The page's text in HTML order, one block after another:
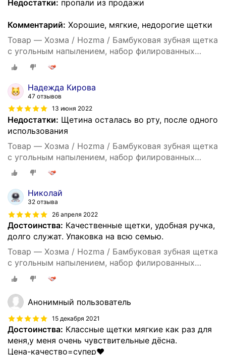
Недостатки: пропали из продажи
Комментарий: Хорошие, мягкие, недорогие щетки
Товар — Хозма / Hozma / Бамбуковая зубная щетка
с угольным напылением, набор филированных
бамбуковых щеток 4шт, мягкая
Надежда Кирова
47 отзывов
13 июня 2022
Недостатки: Щетина осталась во рту, после одного
использования
Товар — Хозма / Hozma / Бамбуковая зубная щетка
с угольным напылением, набор филированных
бамбуковых щеток 4шт, мягкая
Николай
32 отзыва
26 апреля 2022
Достоинства: Качественные щетки, удобная ручка,
долго служат. Упаковка на всю семью.
Товар — Хозма / Hozma / Бамбуковая зубная щетка
с угольным напылением, набор филированных
бамбуковых щеток 4шт, мягкая
Анонимный пользователь
15 декабря 2021
Достоинства: Классные щетки мягкие как раз для
меня,у меня очень чувствительные дёсна.
Цена-качество=супер♥